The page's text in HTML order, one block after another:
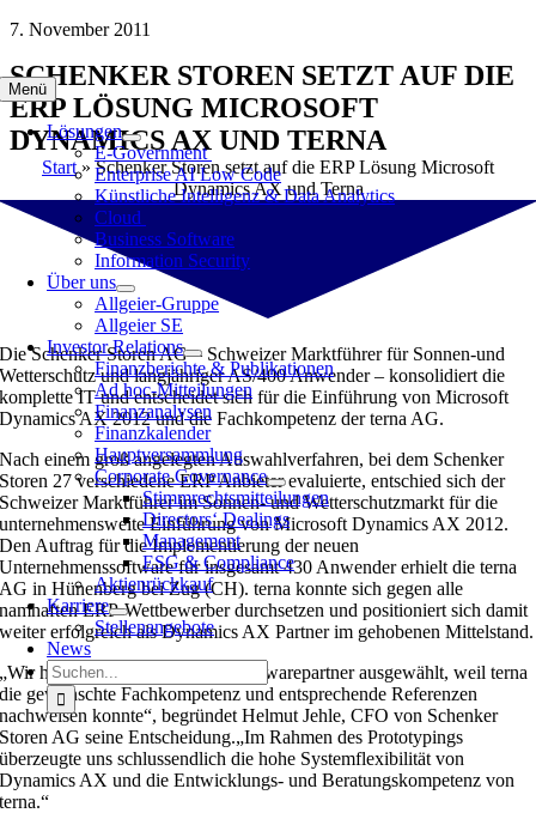
Zum
springen
Menü
Lösungen
E-Government
Enterprise AI Low Code
Künstliche Intelligenz & Data Analytics
Cloud
Business Software
Information Security
Über uns
Allgeier-Gruppe
Allgeier SE
Investor Relations
Finanzberichte & Publikationen
Ad hoc-Mitteilungen
Finanzanalysen
Finanzkalender
Hauptversammlung
Corporate Governance
Stimmrechtsmitteilungen
Directors‘ Dealings
Management
ESG & Compliance
Aktienrückkauf
Karriere
Stellenangebote
News
Suche
nach:
7. November 2011
SCHENKER STOREN SETZT AUF DIE
ERP LÖSUNG MICROSOFT
DYNAMICS AX UND TERNA
Start»Schenker Storen setzt auf die ERP Lösung Microsoft
Dynamics AX und Terna
Die Schenker Storen AG – Schweizer Marktführer für Sonnen-und
Wetterschutz und langjähriger AS/400 Anwender – konsolidiert die
komplette IT und entscheidet sich für die Einführung von Microsoft
Dynamics AX 2012 und die Fachkompetenz der terna AG.
Nach einem groß angelegten Auswahlverfahren, bei dem Schenker
Storen 27 verschiedene ERP Anbieter evaluierte, entschied sich der
Schweizer Marktführer im Sonnen- und Wetterschutzmarkt für die
unternehmensweite Einführung von Microsoft Dynamics AX 2012.
Den Auftrag für die Implementierung der neuen
Unternehmenssoftware für insgesamt 430 Anwender erhielt die terna
AG in Hünenberg bei Zug (CH). terna konnte sich gegen alle
namhaften ERP-Wettbewerber durchsetzen und positioniert sich damit
weiter erfolgreich als Dynamics AX Partner im gehobenen Mittelstand.
„Wir haben terna als künftigen Softwarepartner ausgewählt, weil terna
die gewünschte Fachkompetenz und entsprechende Referenzen
nachweisen konnte“, begründet Helmut Jehle, CFO von Schenker
Storen AG seine Entscheidung.„Im Rahmen des Prototypings
überzeugte uns schlussendlich die hohe Systemflexibilität von
Dynamics AX und die Entwicklungs- und Beratungskompetenz von
terna.“